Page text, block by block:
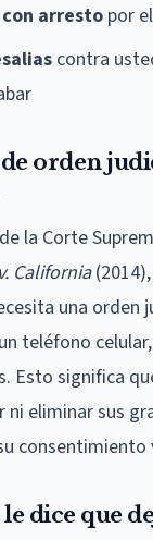
arresto por
contra
orden
la Corte
California
una orden
teléfono
Esto significa
ni eliminar sus
consentimiento
dice que